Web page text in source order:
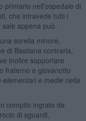
nell’ospedale di
che intravede tutti i
appena può.
sorella minore,
di Bastiana contraria,
inoltre sopportare
fraterno e giovanotto
elementari e medie nella
compito ingrato da
di sguardi,